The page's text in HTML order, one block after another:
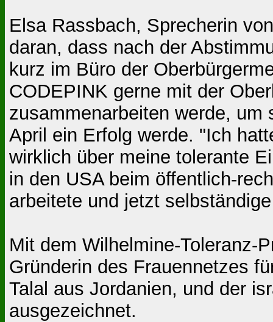
Elsa Rassbach, Sprecherin
daran, dass nach der
kurz im Büro der
CODEPINK gerne mit der
zusammenarbeiten werde,
April ein Erfolg werde. "Ich
wirklich über meine tolerante
in den USA beim öffentlich-
arbeitete und jetzt
Mit dem Wilhelmine-Toleranz-
Gründerin des Frauennetzes
Talal aus Jordanien, und der
ausgezeichnet.